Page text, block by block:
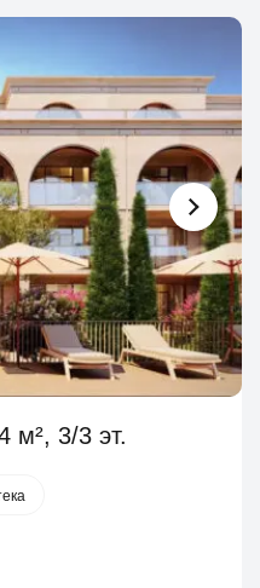
м², 3/3 эт.